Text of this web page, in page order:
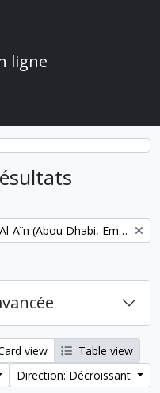
ligne
Mission archéologique française d'Al-Aïn (Abou Dhabi, Emirats arabes unis)
view
Table view
Direction: Décroissant